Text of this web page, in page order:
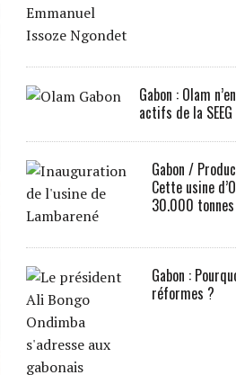
Gabon : Olam
actifs de la SEEG
Gabon /
Cette usine
30.000
Gabon :
réformes ?